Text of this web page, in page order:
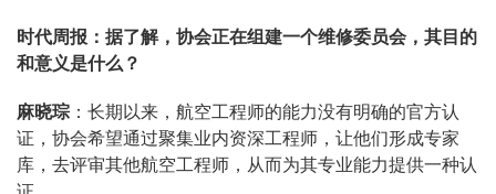
时代周报：据了解，协会正在组建一个维修委员会，其目的
和意义是什么？
麻晓琮 ：长期以来，航空工程师的能力没有明确的官方认
证，协会希望通过聚集业内资深工程师，让他们形成专家
库，去评审其他航空工程师，从而为其专业能力提供一种认